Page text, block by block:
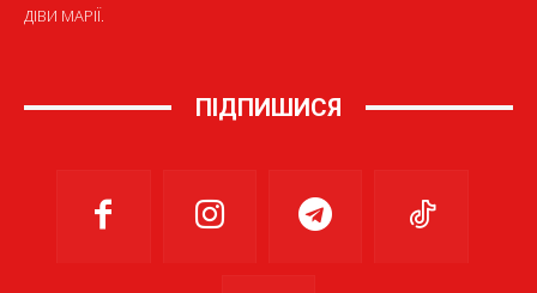
ДІВИ МАРІЇ.
ПІДПИШИСЯ